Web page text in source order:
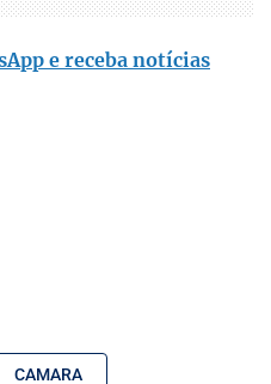
e receba notícias
CAMARA